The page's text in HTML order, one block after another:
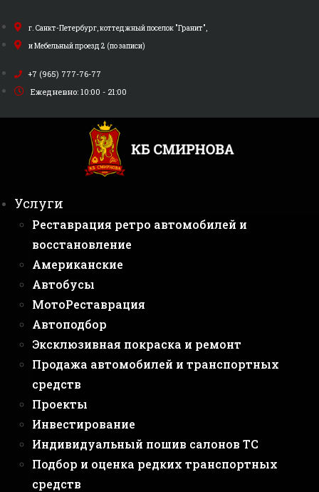
к
содержимому
г. Санкт-Петербург, коттеджный поселок "Гранит",
и Мебельный проезд 2 (по записи)
+7 (965) 777-76-77
Ежедневно: 10:00 - 21:00
Услуги
Реставрация ретро автомобилей и
восстановление
Американские
Автобусы
МотоРеставрация
Автоподбор
Эксклюзивная покраска и ремонт
Продажа автомобилей и транспортных
средств
Проекты
Инвестирование
Индивидуальный пошив салонов ТС
Подбор и оценка редких транспортных
средств